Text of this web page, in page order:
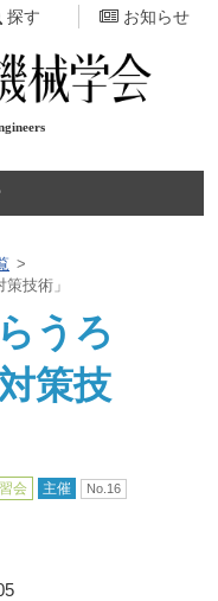
探す お知らせ
技術」
うろ
策技
会 主催 No.16